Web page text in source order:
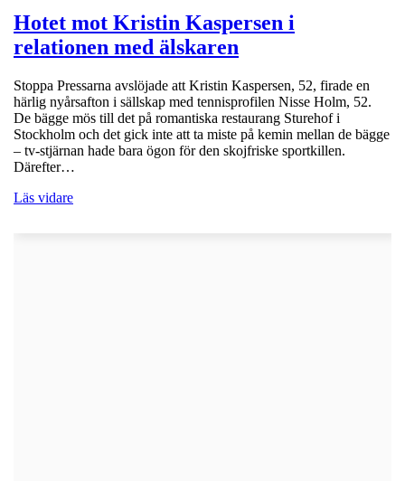
Hotet mot Kristin Kaspersen i
relationen med älskaren
Stoppa Pressarna avslöjade att Kristin Kaspersen, 52, firade en
härlig nyårsafton i sällskap med tennisprofilen Nisse Holm, 52.
De bägge mös till det på romantiska restaurang Sturehof i
Stockholm och det gick inte att ta miste på kemin mellan de bägge
– tv-stjärnan hade bara ögon för den skojfriske sportkillen.
Därefter…
Läs vidare